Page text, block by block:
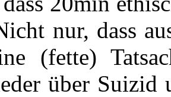
nur, dass
(fette)
über Suizid